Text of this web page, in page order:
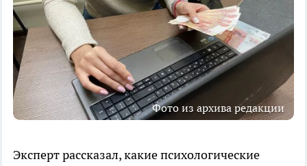
Фото из архива редакции
Эксперт рассказал, какие психологические